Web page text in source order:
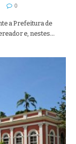
0
a Prefeitura de
e, nestes…